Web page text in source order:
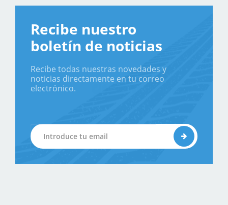
Recibe nuestro
boletín de noticias
Recibe todas nuestras novedades y
noticias directamente en tu correo
electrónico.